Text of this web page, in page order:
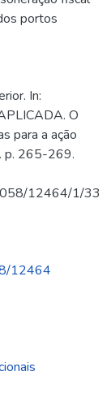
portos
In:
O
para a ação
p. 265-269.
12464/1/33
12464